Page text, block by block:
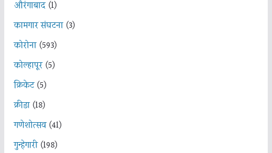
औरंगाबाद(1)
कामगार संघटना(3)
कोरोना(593)
कोल्हापूर(5)
क्रिकेट(5)
क्रीडा(18)
गणेशोत्सव(41)
गुन्हेगारी(198)